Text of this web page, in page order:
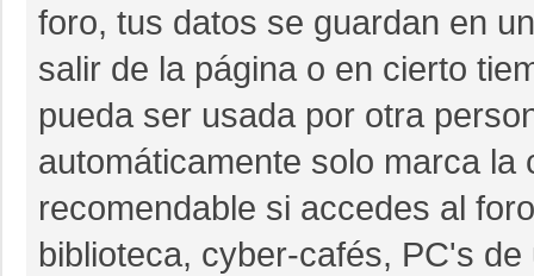
foro, tus datos se guardan en
salir de la página o en cierto
pueda ser usada por otra
automáticamente solo marca la
recomendable si accedes al
biblioteca, cyber-cafés, PC's